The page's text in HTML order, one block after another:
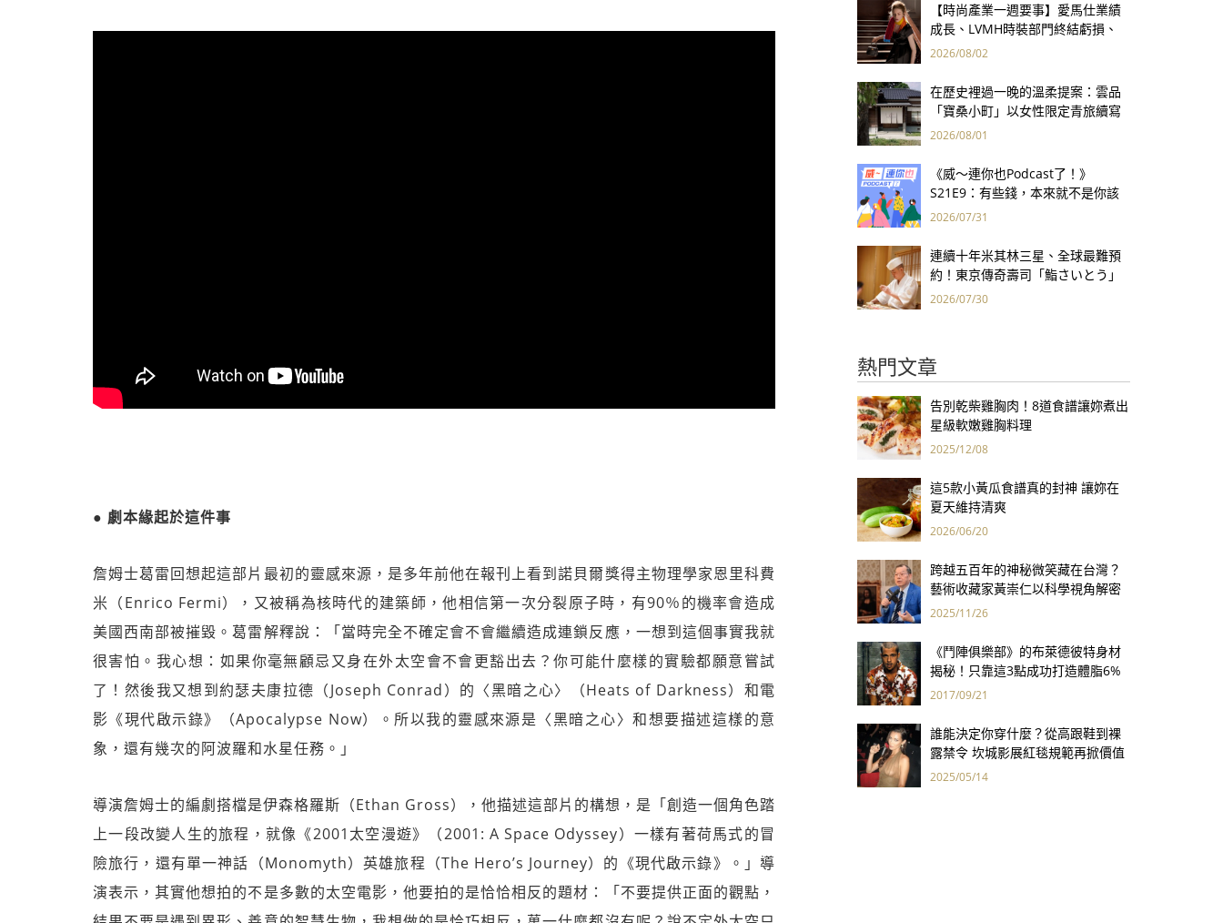
● 劇本緣起於這件事
詹姆士葛雷回想起這部片最初的靈感來源，是多年前他在報刊上看到諾貝爾獎得主物理學家恩里科費
米（Enrico Fermi），又被稱為核時代的建築師，他相信第一次分裂原子時，有90％的機率會造成
美國西南部被摧毀。葛雷解釋說：「當時完全不確定會不會繼續造成連鎖反應，一想到這個事實我就
很害怕。我心想：如果你毫無顧忌又身在外太空會不會更豁出去？你可能什麼樣的實驗都願意嘗試
了！然後我又想到約瑟夫康拉德（Joseph Conrad）的〈黑暗之心〉（Heats of Darkness）和電
影《現代啟示錄》（Apocalypse Now）。所以我的靈感來源是〈黑暗之心〉和想要描述這樣的意
象，還有幾次的阿波羅和水星任務。」
導演詹姆士的編劇搭檔是伊森格羅斯（Ethan Gross），他描述這部片的構想，是「創造一個角色踏
上一段改變人生的旅程，就像《2001太空漫遊》（2001: A Space Odyssey）一樣有著荷馬式的冒
險旅行，還有單一神話（Monomyth）英雄旅程（The Hero’s Journey）的《現代啟示錄》。」導
演表示，其實他想拍的不是多數的太空電影，他要拍的是恰恰相反的題材：「不要提供正面的觀點，
【時尚產業一週要事】愛馬仕業績
成長、LVMH時裝部門終結虧損、
Kering轉型策略初現成效、Prada
2026/08/02
在歷史裡過一晚的溫柔提案：雲品
「寶桑小町」以女性限定青旅續寫
台東老屋記憶
2026/08/01
《威～連你也Podcast了！》
S21E9：有些錢，本來就不是你該
賺的——讀《一個投機者的告白》
2026/07/31
連續十年米其林三星、全球最難預
約！東京傳奇壽司「鮨さいとう」
為何破例首度來台？
2026/07/30
熱門文章
告別乾柴雞胸肉！8道食譜讓妳煮出
星級軟嫩雞胸料理
2025/12/08
這5款小黃瓜食譜真的封神 讓妳在
夏天維持清爽
2026/06/20
跨越五百年的神秘微笑藏在台灣？
藝術收藏家黃崇仁以科學視角解密
「最年輕的蒙娜麗莎」
2025/11/26
《鬥陣俱樂部》的布萊德彼特身材
揭秘！只靠這3點成功打造體脂6%
完美身材
2017/09/21
誰能決定你穿什麼？從高跟鞋到裸
露禁令 坎城影展紅毯規範再掀價值
觀爭議
2025/05/14